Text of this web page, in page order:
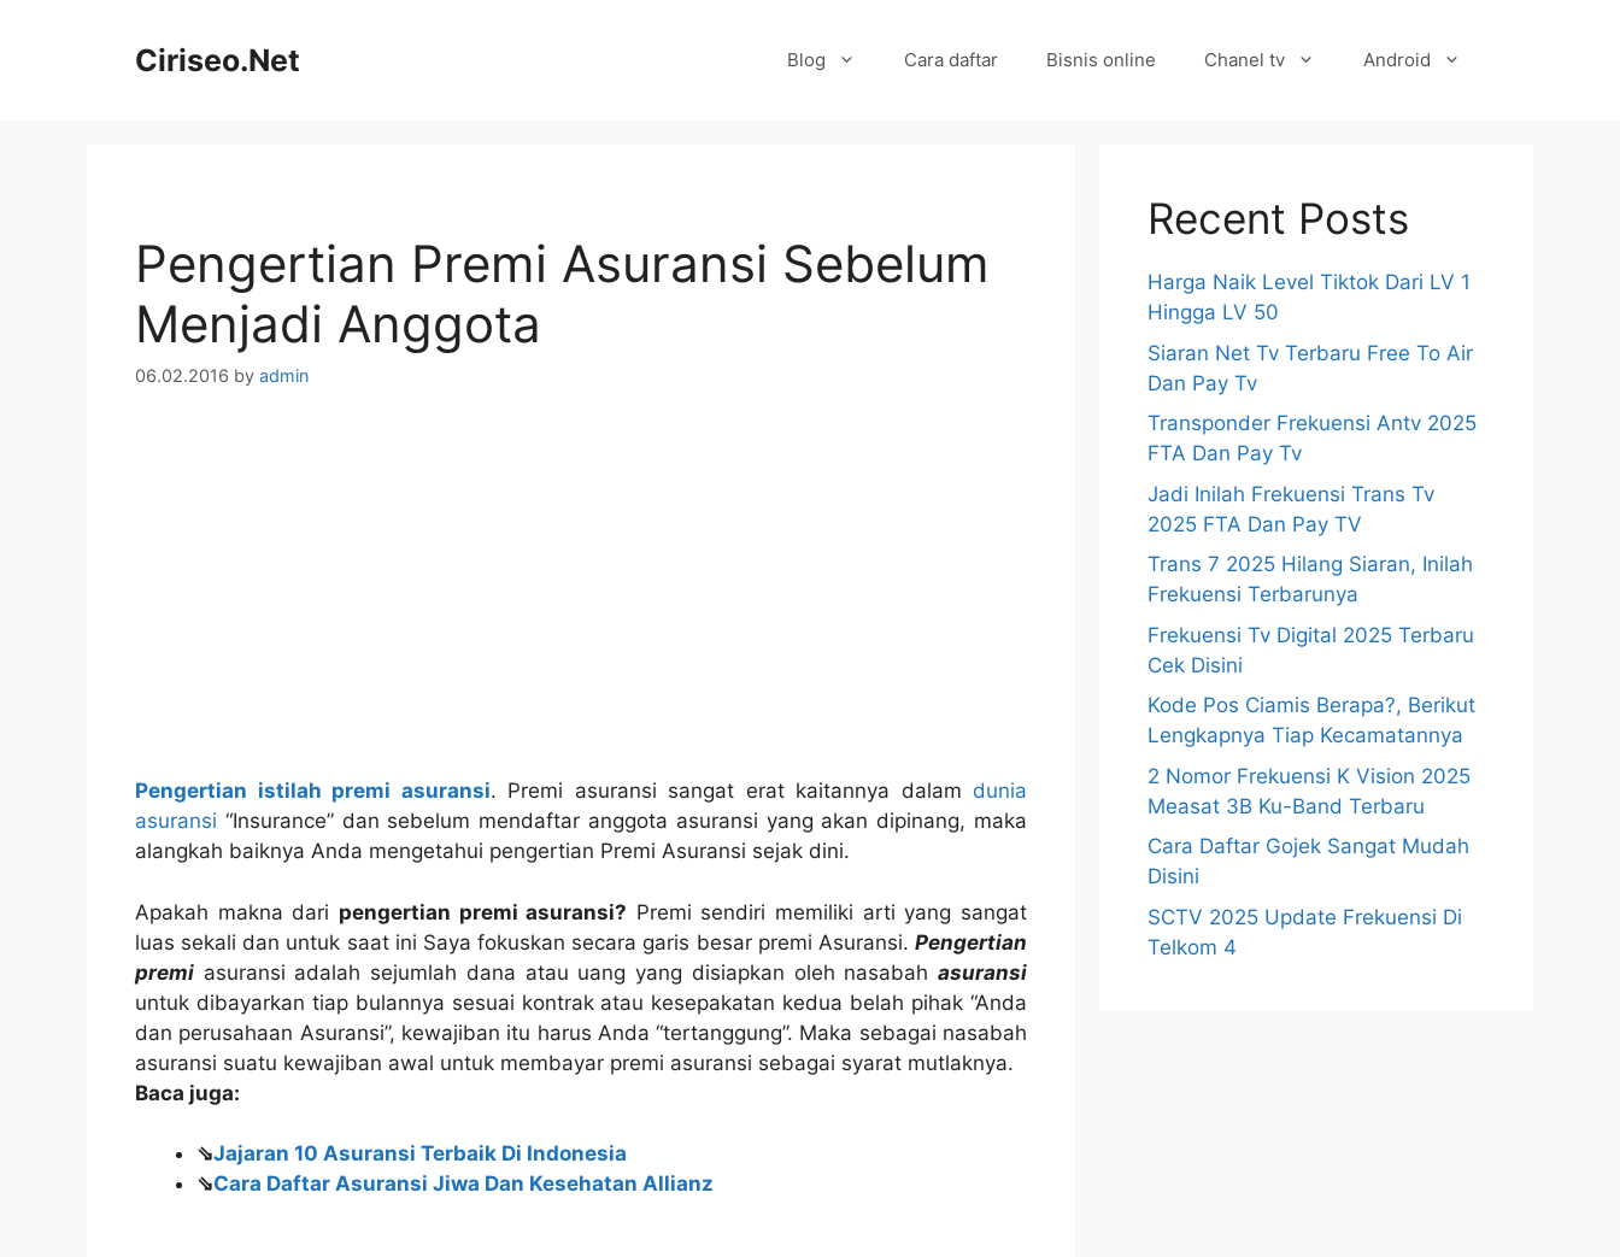
Ciriseo.Net Blog Cara daftar Bisnis online Chanel tv Android
Pengertian Premi Asuransi Sebelum
Menjadi Anggota
06.02.2016 by admin
Pengertian istilah premi asuransi. Premi asuransi sangat erat kaitannya dalam dunia
asuransi “Insurance” dan sebelum mendaftar anggota asuransi yang akan dipinang, maka
alangkah baiknya Anda mengetahui pengertian Premi Asuransi sejak dini.
Apakah makna dari pengertian premi asuransi? Premi sendiri memiliki arti yang sangat
luas sekali dan untuk saat ini Saya fokuskan secara garis besar premi Asuransi. Pengertian
premi asuransi adalah sejumlah dana atau uang yang disiapkan oleh nasabah asuransi
untuk dibayarkan tiap bulannya sesuai kontrak atau kesepakatan kedua belah pihak “Anda
dan perusahaan Asuransi”, kewajiban itu harus Anda “tertanggung”. Maka sebagai nasabah
asuransi suatu kewajiban awal untuk membayar premi asuransi sebagai syarat mutlaknya.
Baca juga:
⇘Jajaran 10 Asuransi Terbaik Di Indonesia
⇘Cara Daftar Asuransi Jiwa Dan Kesehatan Allianz
Recent Posts
Harga Naik Level Tiktok Dari LV 1
Hingga LV 50
Siaran Net Tv Terbaru Free To Air
Dan Pay Tv
Transponder Frekuensi Antv 2025
FTA Dan Pay Tv
Jadi Inilah Frekuensi Trans Tv
2025 FTA Dan Pay TV
Trans 7 2025 Hilang Siaran, Inilah
Frekuensi Terbarunya
Frekuensi Tv Digital 2025 Terbaru
Cek Disini
Kode Pos Ciamis Berapa?, Berikut
Lengkapnya Tiap Kecamatannya
2 Nomor Frekuensi K Vision 2025
Measat 3B Ku-Band Terbaru
Cara Daftar Gojek Sangat Mudah
Disini
SCTV 2025 Update Frekuensi Di
Telkom 4